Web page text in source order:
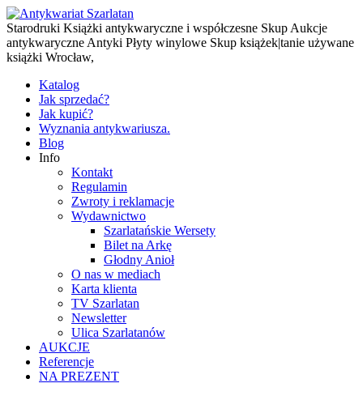
Starodruki Książki antykwaryczne i współczesne Skup Aukcje
antykwaryczne Antyki Płyty winylowe Skup książek|tanie używane
książki Wrocław,
Katalog
Jak sprzedać?
Jak kupić?
Wyznania antykwariusza.
Blog
Info
Kontakt
Regulamin
Zwroty i reklamacje
Wydawnictwo
Szarlatańskie Wersety
Bilet na Arkę
Głodny Anioł
O nas w mediach
Karta klienta
TV Szarlatan
Newsletter
Ulica Szarlatanów
AUKCJE
Referencje
NA PREZENT